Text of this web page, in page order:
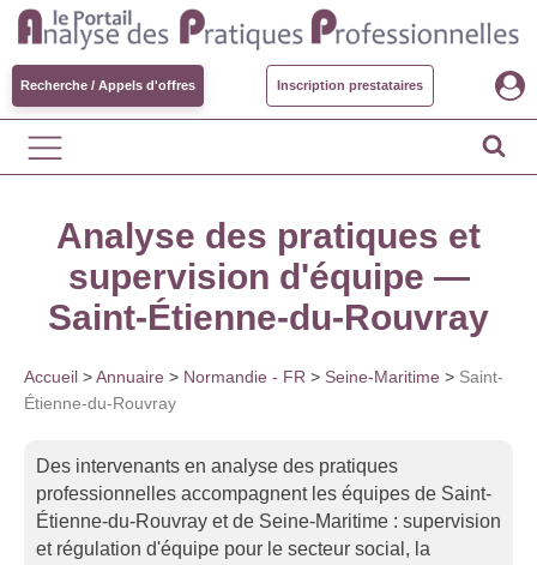
Recherche / Appels d'offres Inscription prestataires
Analyse des pratiques et
supervision d'équipe —
Saint-Étienne-du-Rouvray
Accueil >Annuaire > Normandie - FR > Seine-Maritime > Saint-
Étienne-du-Rouvray
Des intervenants en analyse des pratiques
professionnelles accompagnent les équipes de Saint-
Étienne-du-Rouvray et de Seine-Maritime : supervision
et régulation d'équipe pour le secteur social, la